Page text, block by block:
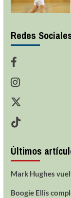
Redes
Últimos
Mark Hughes
Boogie Ellis